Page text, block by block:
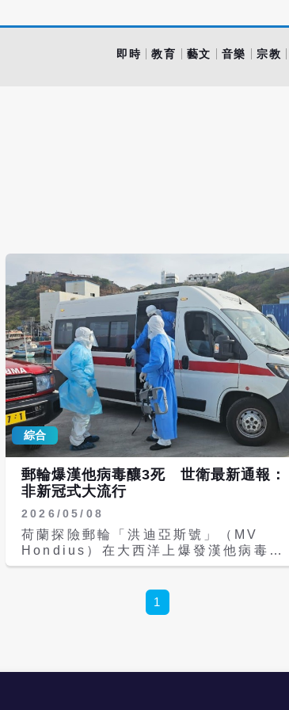
即時 教育 藝文 音樂 宗教
綜合
郵輪爆漢他病毒釀3死 世衛最新通報：
非新冠式大流行
2026/05/08
荷蘭探險郵輪「洪迪亞斯號」（MV
Hondius）在大西洋上爆發漢他病毒
（hantavirus，由齧齒目動物傳染給人
組織（WHO）於當地時間7日舉行記者
會，目前已收到8例相關病例，其中3人
1